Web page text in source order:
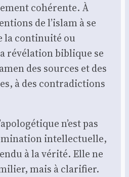
cohé­rente. À
de l’islam à se
la conti­nui­té ou
révé­la­tion biblique se
des sources et des
à des contra­dic­tions
n’est pas
intel­lec­tuelle,
à la véri­té. Elle ne
mais à cla­ri­fier.